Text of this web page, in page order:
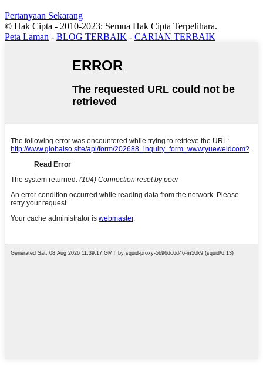
Pertanyaan Sekarang
© Hak Cipta - 2010-2023: Semua Hak Cipta Terpelihara.
Peta Laman - BLOG TERBAIK - CARIAN TERBAIK